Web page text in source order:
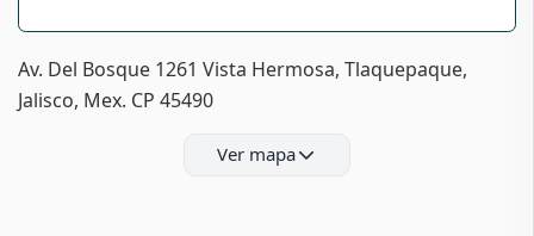
Av. Del Bosque 1261 Vista Hermosa, Tlaquepaque,
Jalisco, Mex. CP 45490
Ver mapa